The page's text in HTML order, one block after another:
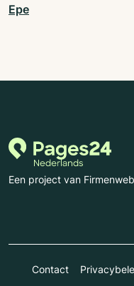
Epe
Een project van
Contact